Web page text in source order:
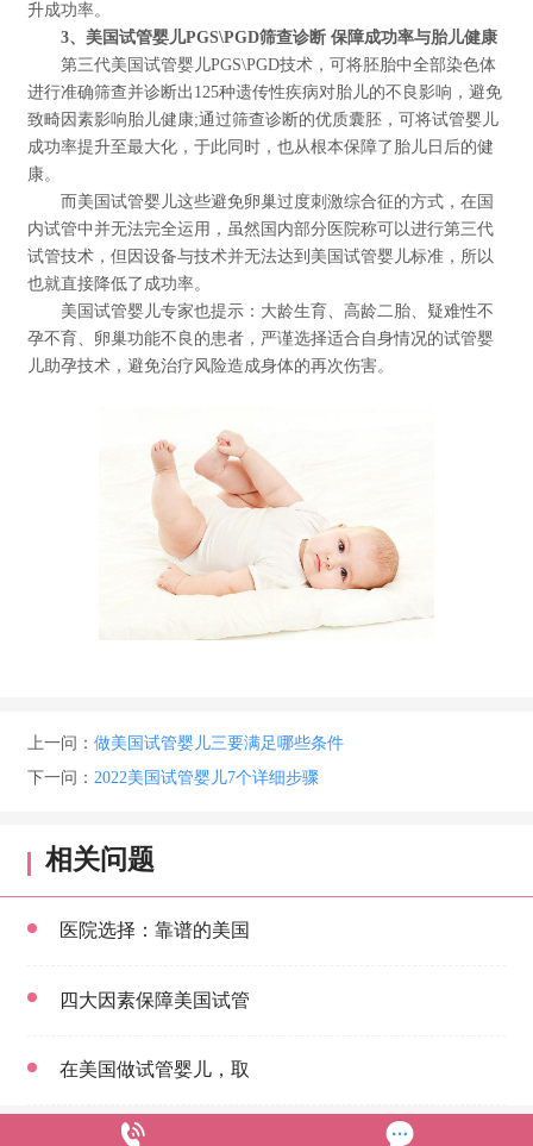
升成功率。
3、美国试管婴儿PGS\PGD筛查诊断 保障成功率与胎儿健康
第三代美国试管婴儿PGS\PGD技术，可将胚胎中全部染色体
进行准确筛查并诊断出125种遗传性疾病对胎儿的不良影响，避免
致畸因素影响胎儿健康;通过筛查诊断的优质囊胚，可将试管婴儿
成功率提升至最大化，于此同时，也从根本保障了胎儿日后的健
康。
而美国试管婴儿这些避免卵巢过度刺激综合征的方式，在国
内试管中并无法完全运用，虽然国内部分医院称可以进行第三代
试管技术，但因设备与技术并无法达到美国试管婴儿标准，所以
也就直接降低了成功率。
美国试管婴儿专家也提示：大龄生育、高龄二胎、疑难性不
孕不育、卵巢功能不良的患者，严谨选择适合自身情况的试管婴
儿助孕技术，避免治疗风险造成身体的再次伤害。
上一问： 做美国试管婴儿三要满足哪些条件
下一问： 2022美国试管婴儿7个详细步骤
相关问题
医院选择：靠谱的美国
四大因素保障美国试管
在美国做试管婴儿，取